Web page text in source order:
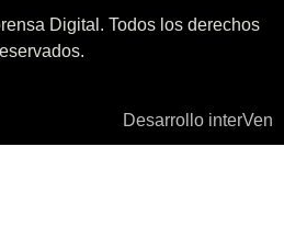
Digital. Todos los derechos
Desarrollo interVen